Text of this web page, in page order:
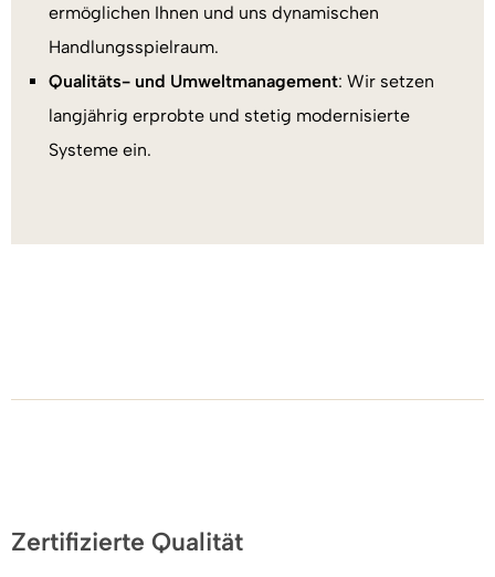
ermöglichen Ihnen und uns dynamischen
Handlungsspielraum.
Qualitäts- und Umweltmanagement: Wir setzen
langjährig erprobte und stetig modernisierte
Systeme ein.
Zertifizierte Qualität